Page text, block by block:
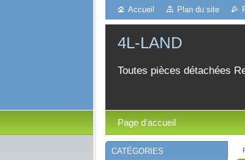
Accueil Plan du site
4L-LAND
Toutes pièces détachées
Page d'accueil
CATÉGORIES